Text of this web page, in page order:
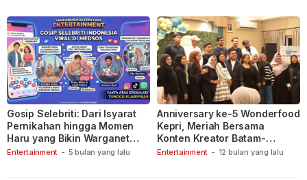
Entertainment - 5 bulan yang lalu
Gosip Selebriti: Dari Isyarat
Pernikahan hingga Momen
Haru yang Bikin Warganet
Berspekulasi
Entertainment - 12 bulan yang lalu
Anniversary ke-5 Wonderfood
Kepri, Meriah Bersama
Konten Kreator Batam-
Tanjungpinang